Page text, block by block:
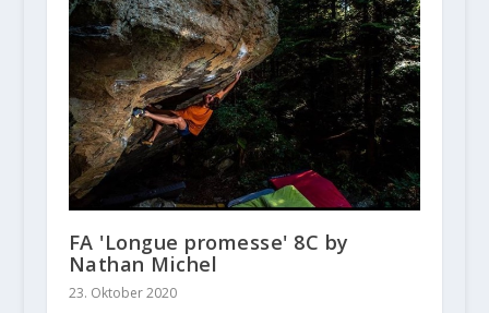
FA 'Longue promesse' 8C by
Nathan Michel
23. Oktober 2020